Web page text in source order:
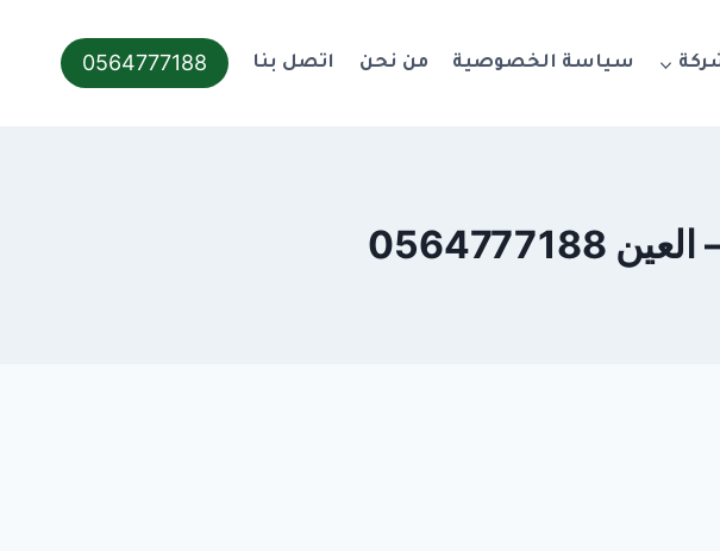
سياسة الخصوصية من نحن اتصل بنا 0564777188